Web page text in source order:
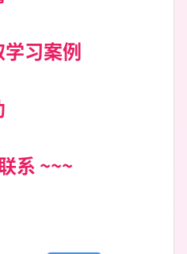
习案例
系 ~~~